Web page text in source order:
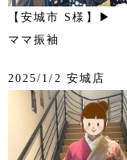
【安城市 S様】▶
ママ振袖
2025/1/2 安城店